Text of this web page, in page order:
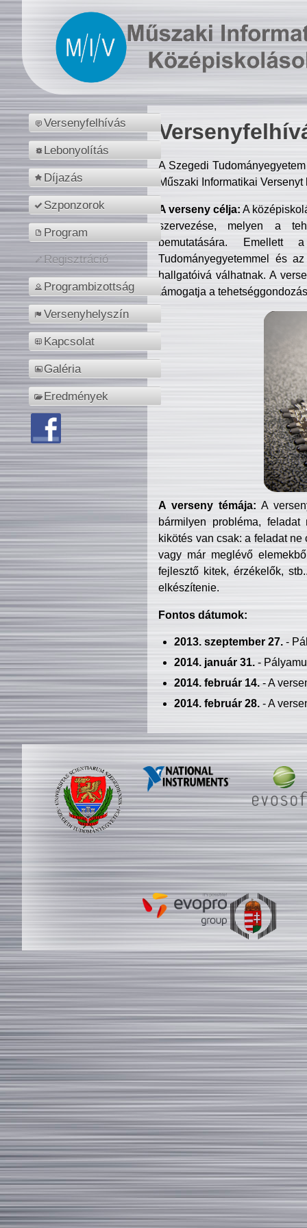
Versenyfelhívás
Lebonyolítás
Díjazás
Szponzorok
Program
Regisztráció
Programbizottság
Versenyhelyszín
Kapcsolat
Galéria
Eredmények
A Szegedi
Műszaki Informatikai
A verseny célja: A
szervezése, melyen a
bemutatására. Emellett
Tudományegyetemmel és
hallgatóivá válhatnak. A
támogatja a
A verseny témája: A
bármilyen probléma, feladat
kikötés van csak: a feladat
vagy már meglévő
fejlesztő kitek, érzékelők,
elkészítenie.
Fontos dátumok:
2013. szeptember 27.-
2014. január 31.-
2014. február 14.- A
2014. február 28.- A